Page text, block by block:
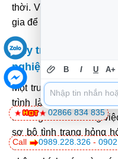
thời. Việc này cũng
gia để sửa chữa
Quy trình khôi phục
nghiệp
Một trung tâm khôi
trình làm việc rõ ràng
thường bắt đầu bằng
sơ bộ tình trạng hỏng
viên sẽ tiến hành chẩn
Call 0989.228.326 -
02866 834 835
B I U A+